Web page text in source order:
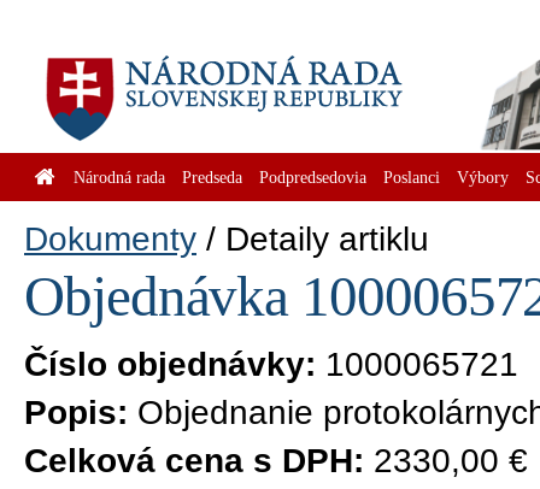
Národná rada Predseda Podpredsedovia Poslanci Výbory
Dokumenty Detaily artiklu
Objednávka
Číslo objednávky: 1000065721
Popis: Objednanie
Celková cena s DPH: 2330,00 €